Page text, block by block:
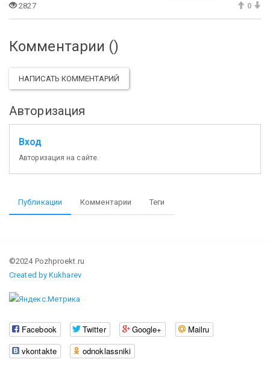
2827
0
Комментарии ()
НАПИСАТЬ КОММЕНТАРИЙ
Авторизация
Вход
Авторизация на сайте.
Публикации Комментарии Теги
©2024 Pozhproekt.ru
Created by Kukharev
Facebook Twitter Google+
Mailru
vkontakte
odnoklassniki